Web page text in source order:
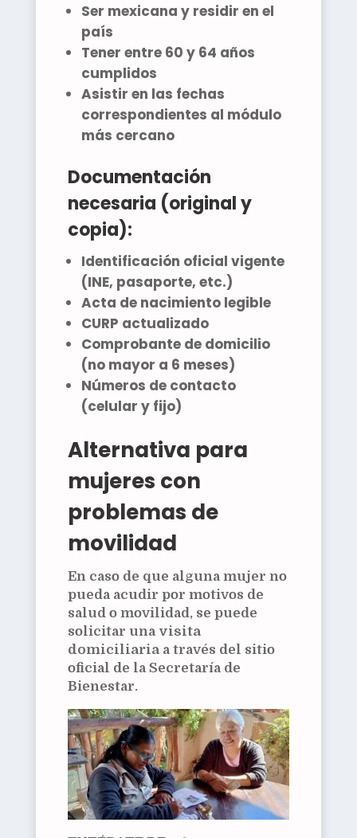
Ser mexicana y residir en el
país
Tener entre 60 y 64 años
cumplidos
Asistir en las fechas
correspondientes al módulo
más cercano
Documentación
necesaria (original y
copia):
Identificación oficial vigente
(INE, pasaporte, etc.)
Acta de nacimiento legible
CURP actualizado
Comprobante de domicilio
(no mayor a 6 meses)
Números de contacto
(celular y fijo)
Alternativa para
mujeres con
problemas de
movilidad
En caso de que alguna mujer no
pueda acudir por motivos de
salud o movilidad, se puede
solicitar una visita
domiciliariaa través del sitio
oficial de la Secretaría de
Bienestar.